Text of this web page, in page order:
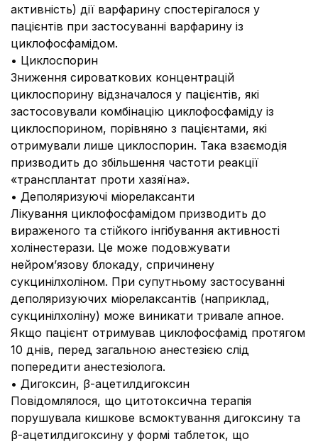
активність) дії варфарину спостерігалося у
пацієнтів при застосуванні варфарину із
циклофосфамідом.
• Циклоспорин
Зниження сироваткових концентрацій
циклоспорину відзначалося у пацієнтів, які
застосовували комбінацію циклофосфаміду із
циклоспорином, порівняно з пацієнтами, які
отримували лише циклоспорин. Така взаємодія
призводить до збільшення частоти реакції
«трансплантат проти хазяїна».
• Деполяризуючі міорелаксанти
Лікування циклофосфамідом призводить до
вираженого та стійкого інгібування активності
холінестерази. Це може подовжувати
нейром’язову блокаду, спричинену
сукцинілхоліном. При супутньому застосуванні
деполяризуючих міорелаксантів (наприклад,
сукцинілхоліну) може виникати тривале апное.
Якщо пацієнт отримував циклофосфамід протягом
10 днів, перед загальною анестезією слід
попередити анестезіолога.
• Дигоксин, β-ацетилдигоксин
Повідомлялося, що цитотоксична терапія
порушувала кишкове всмоктування дигоксину та
β-ацетилдигоксину у формі таблеток, що